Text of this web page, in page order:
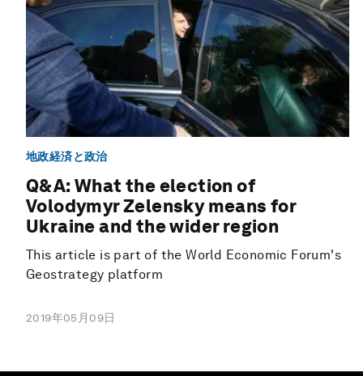
地政経済と政治
Q&A: What the election of
Volodymyr Zelensky means for
Ukraine and the wider region
This article is part of the World Economic Forum's
Geostrategy platform
2019年05月09日